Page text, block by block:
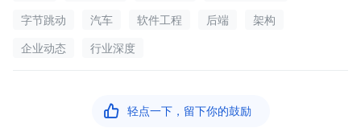
字节跳动 汽车 软件工程 后端 架构
企业动态 行业深度
 轻点一下，留下你的鼓励